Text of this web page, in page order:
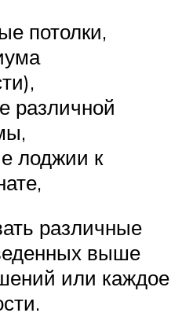
потолки,
различной
лоджии к
различные
выше
или каждое